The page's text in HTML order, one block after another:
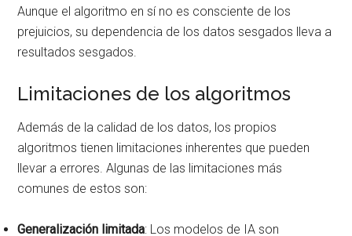
Aunque el algoritmo en sí no es consciente de los
prejuicios, su dependencia de los datos sesgados lleva a
resultados sesgados.
Limitaciones de los algoritmos
Además de la calidad de los datos, los propios
algoritmos tienen limitaciones inherentes que pueden
llevar a errores. Algunas de las limitaciones más
comunes de estos son:
Generalización limitada: Los modelos de IA son